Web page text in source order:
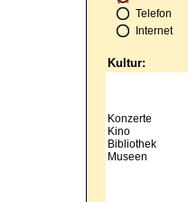
Telefon
Internet
Kultur:
Konzerte
Kino
Bibliothek
Museen